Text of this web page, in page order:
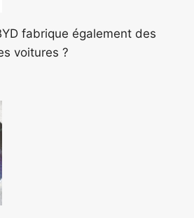
fabrique également des
voitures ?